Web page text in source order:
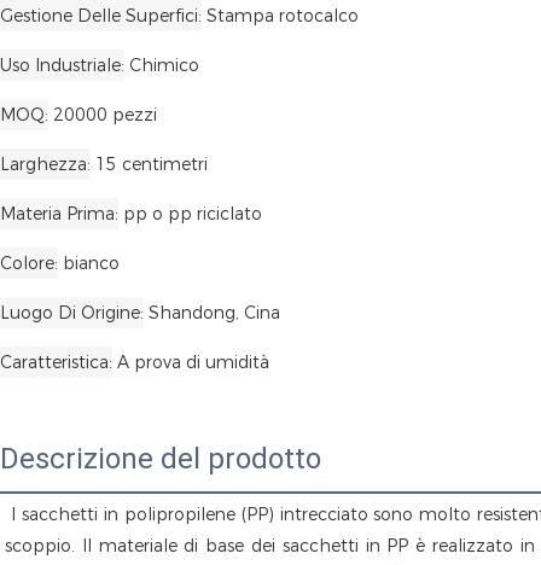
Gestione Delle Superfici Stampa rotocalco
Uso Industriale Chimico
MOQ 20000 pezzi
Larghezza 15 centimetri
Materia Prima pp o pp riciclato
Colore bianco
Luogo Di Origine Shandong, Cina
Caratteristica A prova di umidità
Descrizione del prodotto
scoppio. Il materiale di base dei sacchetti in PP è realizzato